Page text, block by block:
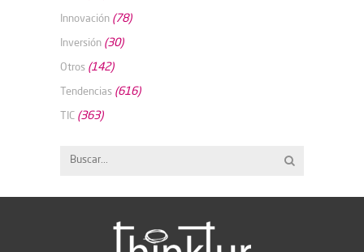
Innovación (78)
Inversión (30)
Otros (142)
Tendencias (616)
TIC (363)